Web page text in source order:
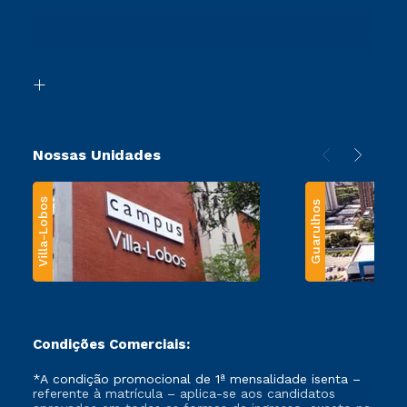
Transferência
Nossas Unidades
Villa-Lobos Guarulhos
Condições Comerciais:
*A condição promocional de 1ª mensalidade isenta –
referente à matrícula – aplica-se aos candidatos